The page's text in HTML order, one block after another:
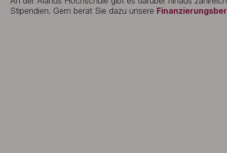
Stipendien. Gern berät Sie dazu unsere